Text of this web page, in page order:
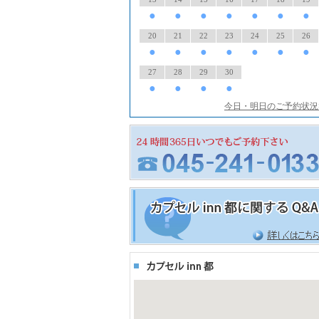
● ● ● ● ● ● ●
20
●
21
●
22
●
23
●
24
●
25
●
26
●
27
●
28
●
29
●
30
●
今日・明日のご予約状